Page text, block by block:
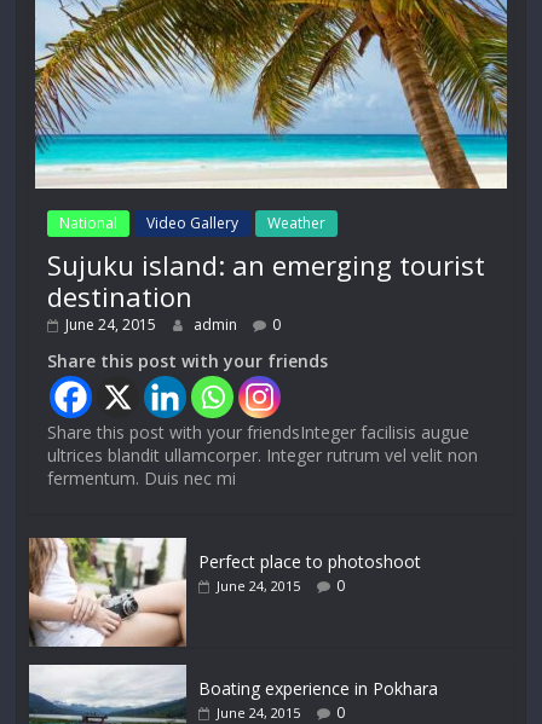
National Video Gallery Weather
Sujuku island: an emerging tourist
destination
June 24, 2015 admin 0
Share this post with your friends
Share this post with your friendsInteger facilisis augue
ultrices blandit ullamcorper. Integer rutrum vel velit non
fermentum. Duis nec mi
Perfect place to photoshoot
June 24, 2015 0
Boating experience in Pokhara
June 24, 2015 0